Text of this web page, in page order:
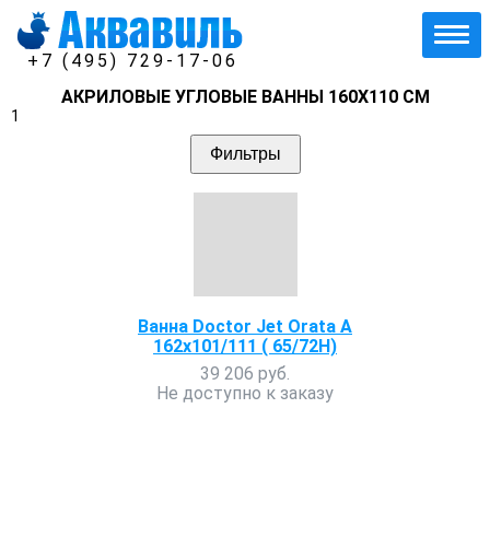
+7 (495) 729-17-06
АКРИЛОВЫЕ УГЛОВЫЕ ВАННЫ 160Х110 СМ
1
Фильтры
Ванна Doctor Jet Orata A
162х101/111 ( 65/72H)
39 206 руб.
Не доступно к заказу